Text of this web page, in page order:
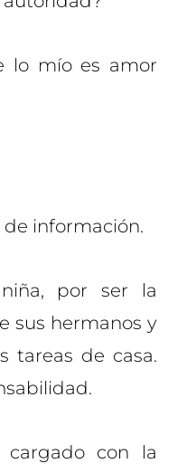
lo mío es amor
información.
por ser la
sus hermanos y
tareas de casa.
con la